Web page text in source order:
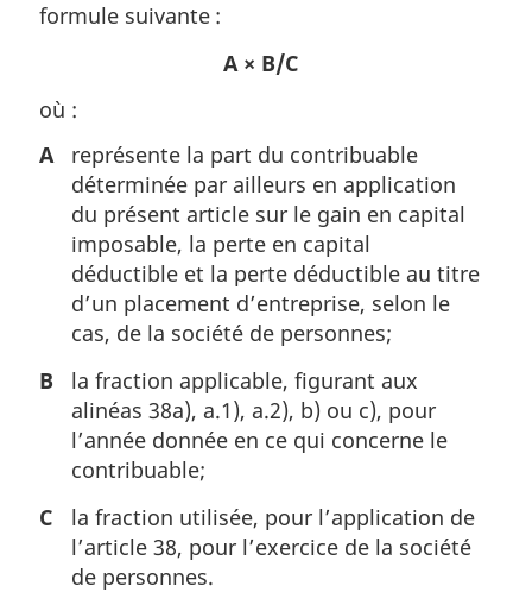
formule suivante :
A × B/C
où :
A
représente la part du contribuable
déterminée par ailleurs en application
du présent article sur le gain en capital
imposable, la perte en capital
déductible et la perte déductible au titre
d’un placement d’entreprise, selon le
cas, de la société de personnes;
B
la fraction applicable, figurant aux
alinéas 38a), a.1), a.2), b) ou c), pour
l’année donnée en ce qui concerne le
contribuable;
C
la fraction utilisée, pour l’application de
l’article 38, pour l’exercice de la société
de personnes.